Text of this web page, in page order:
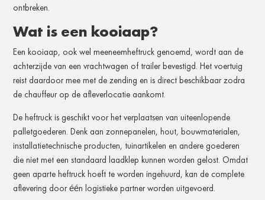
ontbreken.
Wat is een kooiaap?
Een kooiaap, ook wel meeneemheftruck genoemd, wordt aan de
achterzijde van een vrachtwagen of trailer bevestigd. Het voertuig
reist daardoor mee met de zending en is direct beschikbaar zodra
de chauffeur op de afleverlocatie aankomt.
De heftruck is geschikt voor het verplaatsen van uiteenlopende
palletgoederen. Denk aan zonnepanelen, hout, bouwmaterialen,
installatietechnische producten, tuinartikelen en andere goederen
die niet met een standaard laadklep kunnen worden gelost. Omdat
geen aparte heftruck hoeft te worden ingehuurd, kan de complete
aflevering door één logistieke partner worden uitgevoerd.